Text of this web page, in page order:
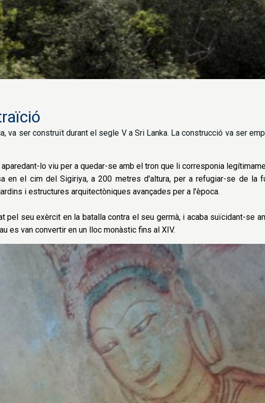
va ser construït durant el segle V a Sri Lanka. La construcció va ser
lo viu per a quedar-se amb el tron que li corresponia
en el cim del Sigiriya, a 200 metres d'altura, per a refugiar-se de la
i estructures arquitectòniques avançades per a l'època.
pel seu exèrcit en la batalla contra el seu germà, i acaba suïcidant-se
es van convertir en un lloc monàstic fins al XIV.